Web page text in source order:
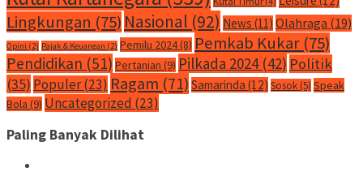
Lingkungan (75) Nasional (92) News (11) Olahraga (19)
Opini (2) Pajak & Keuangan (2) Pemilu 2024(8) Pemkab Kukar (75)
Pendidikan (51) Pertanian (9) Pilkada 2024(42) Politik
(35) Populer(23) Ragam (71) Samarinda (12) Sosok(5) Speak
Bola (9) Uncategorized (23)
Paling Banyak Dilihat